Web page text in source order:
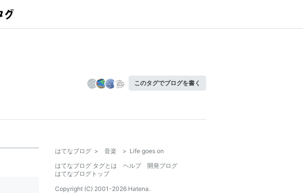
このタグでブログを書く
はてなブログ > 音楽 > Life goes on
はてなブログ タグとは
ヘルプ
開発ブログ
はてなブログトップ
Copyright (C) 2001-2026 Hatena.